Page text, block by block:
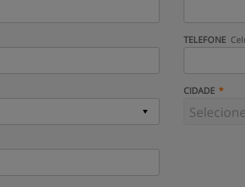
TELEFONE
CIDADE